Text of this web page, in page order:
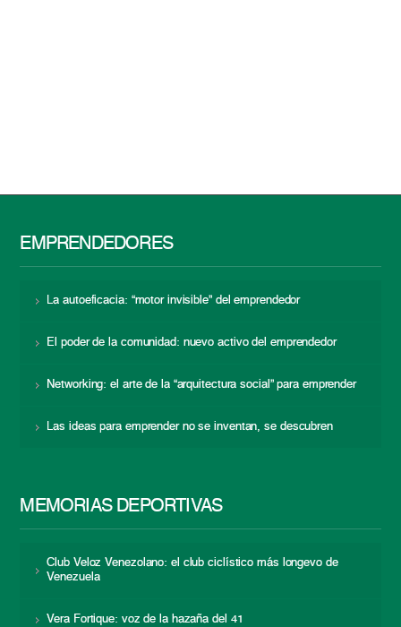
EMPRENDEDORES
La autoeficacia: “motor invisible” del emprendedor
El poder de la comunidad: nuevo activo del emprendedor
Networking: el arte de la “arquitectura social” para emprender
Las ideas para emprender no se inventan, se descubren
MEMORIAS DEPORTIVAS
Club Veloz Venezolano: el club ciclístico más longevo de
Venezuela
Vera Fortique: voz de la hazaña del 41